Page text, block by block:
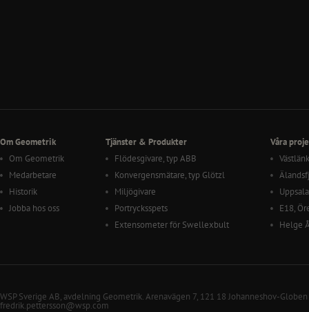
Om Geometrik
Om Geometrik
Medarbetare
Historik
Jobba hos oss
Tjänster & Produkter
Flödesgivare, typ ABB
Konvergensmätare, typ Glötzl
Miljögivare
Portrycksspets
Extensometer för Swellexbult
Våra
E18,
Helge
WSP Sverige AB, avdelning Geometrik. Arenavägen 7, 121 18 Johanneshov-Globen
fredrik.pettersson@wsp.com